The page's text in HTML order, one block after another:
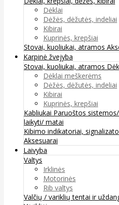
Dėklai
Dėžės, dėžutės, indeliai
Kibirai
Kuprinės, krepšiai
Stovai, kuoliukai, atramos
Karpinė žvejyba
Stovai, kuoliukai, atramos
Dėklai meškerėms
Dėžės, dėžutės, indeliai
Kibirai
Kuprinės, krepšiai
Kabliukai Paruoštos
laikyti/ matai
Kibimo indikatoriai,
Aksesuarai
Laivyba
Valtys
Irklinės
Motorinės
Rib valtys
Valčių / variklių tentai ir